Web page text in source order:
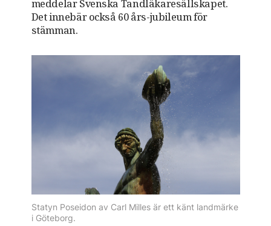
meddelar Svenska Tandläkaresällskapet.
Det innebär också 60 års-jubileum för
stämman.
Statyn Poseidon av Carl Milles är ett känt landmärke
i Göteborg.